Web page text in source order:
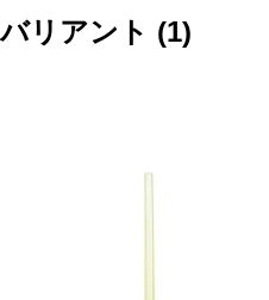
バリアント (1)